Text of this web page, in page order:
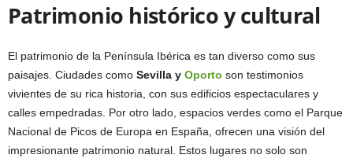
Patrimonio histórico y cultural
El patrimonio de la Península Ibérica es tan diverso como sus
paisajes. Ciudades como Sevilla y Oporto son testimonios
vivientes de su rica historia, con sus edificios espectaculares y
calles empedradas. Por otro lado, espacios verdes como el Parque
Nacional de Picos de Europa en España, ofrecen una visión del
impresionante patrimonio natural. Estos lugares no solo son